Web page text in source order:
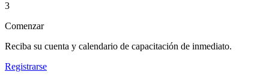
3
Comenzar
Reciba su cuenta y calendario de capacitación de inmediato.
Registrarse